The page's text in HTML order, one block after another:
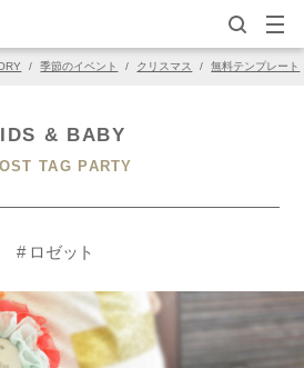
/ 季節のイベント / クリスマス / 無料テンプレート
& BABY
TAG PARTY
# ロゼット